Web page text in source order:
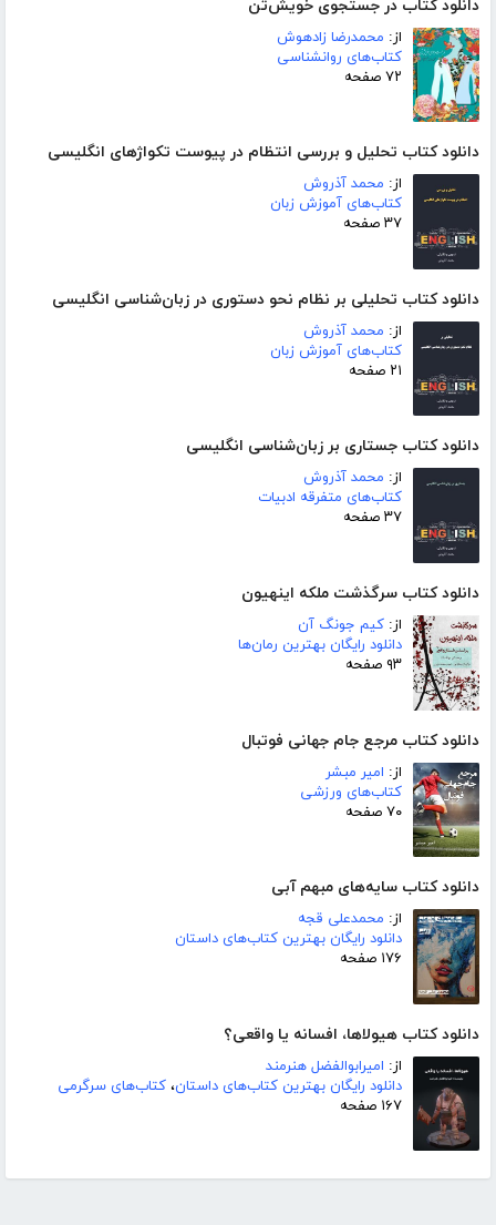
دانلود کتاب در جستجوی خویش‌تن
از: محمدرضا زادهوش
کتاب‌های روانشناسی
۷۲ صفحه
دانلود کتاب تحلیل و بررسی انتظام در پیوست تکواژهای انگلیسی
از: محمد آذروش
کتاب‌های آموزش زبان
۳۷ صفحه
دانلود کتاب تحلیلی بر نظام نحو دستوری در زبان‌شناسی انگلیسی
از: محمد آذروش
کتاب‌های آموزش زبان
۲۱ صفحه
دانلود کتاب جستاری بر زبان‌شناسی انگلیسی
از: محمد آذروش
کتاب‌های متفرقه ادبیات
۳۷ صفحه
دانلود کتاب سرگذشت ملکه اینهیون
از: کیم جونگ آن
دانلود رایگان بهترین رمان‌ها
۹۳ صفحه
دانلود کتاب مرجع جام جهانی فوتبال
از: امیر مبشر
کتاب‌های ورزشی
۷۰ صفحه
دانلود کتاب سایه‌های مبهم آبی
از: محمدعلی قجه
دانلود رایگان بهترین کتاب‌های داستان
۱۷۶ صفحه
دانلود کتاب هیولاها، افسانه یا واقعی؟
از: امیرابوالفضل هنرمند
دانلود رایگان بهترین کتاب‌های داستان، کتاب‌های سرگرمی
۱۶۷ صفحه